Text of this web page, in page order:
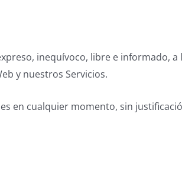
inequívoco, libre e informado, a
y nuestros Servicios.
en cualquier momento, sin